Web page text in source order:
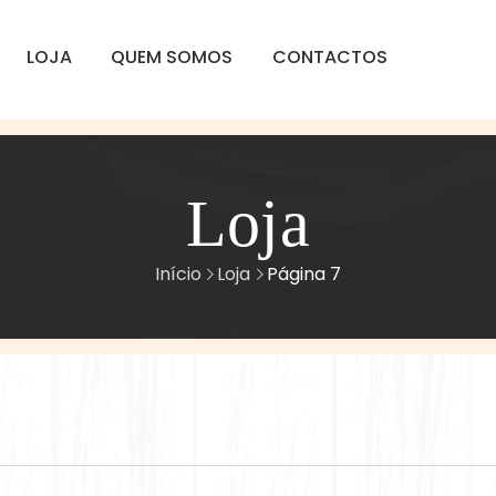
LOJA QUEM SOMOS CONTACTOS
Loja
Início Loja Página 7